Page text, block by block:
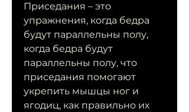
Приседания – это
упражнения, когда бедра
будут параллельны полу,
когда бедра будут
параллельны полу, что
приседания помогают
укрепить мышцы ног и
ягодиц, как правильно их